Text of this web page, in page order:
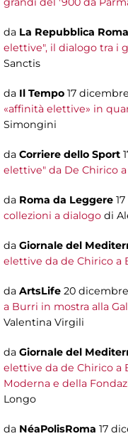
da La Repubblica Roma
elettive", il dialogo tra i
Sanctis
da Il Tempo 17
«affinità elettive» in
Simongini
da Corriere dello Sport
elettive" da De Chirico
da Roma da Leggere
collezioni a dialogo di
da Giornale del
elettive da de Chirico a
da ArtsLife 20 dicembre
a Burri in mostra alla
Valentina Virgili
da Giornale del
elettive da de Chirico a
Moderna e della
Longo
da NéaPolisRoma 17